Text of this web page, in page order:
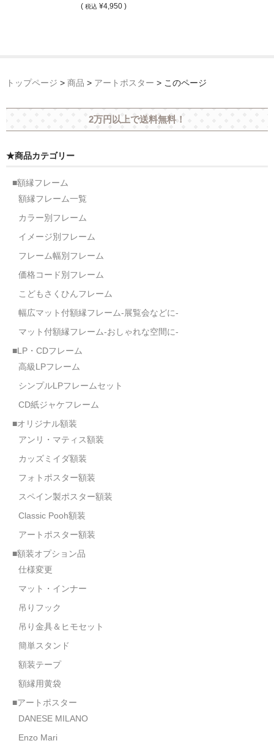
( 税込 ¥4,950 )
トップページ > 商品 > アートポスター > このページ
2万円以上で送料無料！
★商品カテゴリー
■額縁フレーム
額縁フレーム一覧
カラー別フレーム
イメージ別フレーム
フレーム幅別フレーム
価格コード別フレーム
こどもさくひんフレーム
幅広マット付額縁フレーム-展覧会などに-
マット付額縁フレーム-おしゃれな空間に-
■LP・CDフレーム
高級LPフレーム
シンプルLPフレームセット
CD紙ジャケフレーム
■オリジナル額装
アンリ・マティス額装
カッズミイダ額装
フォトポスター額装
スペイン製ポスター額装
Classic Pooh額装
アートポスター額装
■額装オプション品
仕様変更
マット・インナー
吊りフック
吊り金具＆ヒモセット
簡単スタンド
額装テープ
額縁用黄袋
■アートポスター
DANESE MILANO
Enzo Mari